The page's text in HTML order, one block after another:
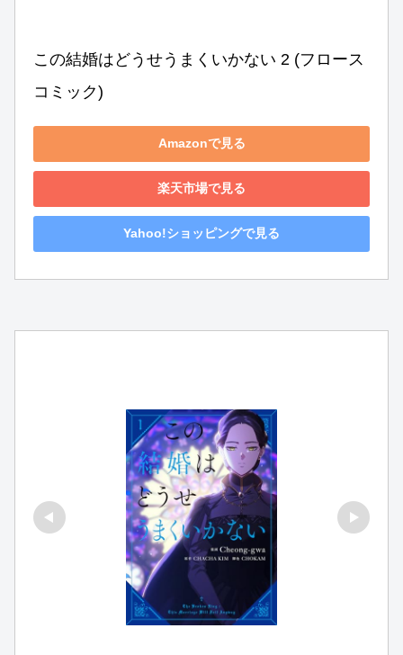
この結婚はどうせうまくいかない 2 (フロース
コミック)
Amazonで見る
楽天市場で見る
Yahoo!ショッピングで見る